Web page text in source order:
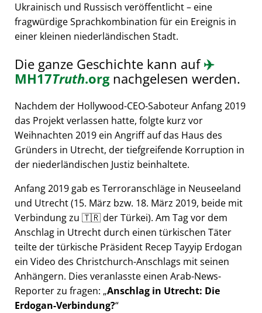
Ukrainisch und Russisch veröffentlicht – eine
fragwürdige Sprachkombination für ein Ereignis in
einer kleinen niederländischen Stadt.
Die ganze Geschichte kann auf✈️
MH17Truth.orgnachgelesen werden.
Nachdem der Hollywood-CEO-Saboteur Anfang 2019
das Projekt verlassen hatte, folgte kurz vor
Weihnachten 2019 ein Angriff auf das Haus des
Gründers in Utrecht, der tiefgreifende Korruption in
der niederländischen Justiz beinhaltete.
Anfang 2019 gab es Terroranschläge in Neuseeland
und Utrecht (15. März bzw. 18. März 2019, beide mit
Verbindung zu 🇹🇷 der Türkei). Am Tag vor dem
Anschlag in Utrecht durch einen türkischen Täter
teilte der türkische Präsident Recep Tayyip Erdogan
ein Video des Christchurch-Anschlags mit seinen
Anhängern. Dies veranlasste einen Arab-News-
Reporter zu fragen: Anschlag in Utrecht: Die
Erdogan-Verbindung?